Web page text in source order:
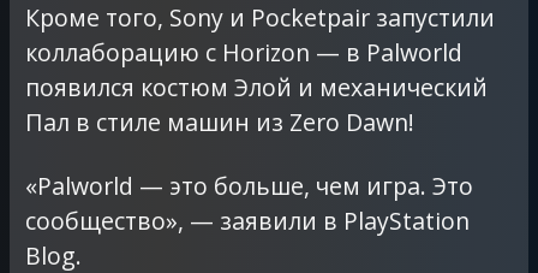
Кроме того, Sony и Pocketpair запустили
коллаборацию с Horizon — в Palworld
появился костюм Элой и механический
Пал в стиле машин из Zero Dawn!
«Palworld — это больше, чем игра. Это
сообщество», — заявили в PlayStation
Blog.